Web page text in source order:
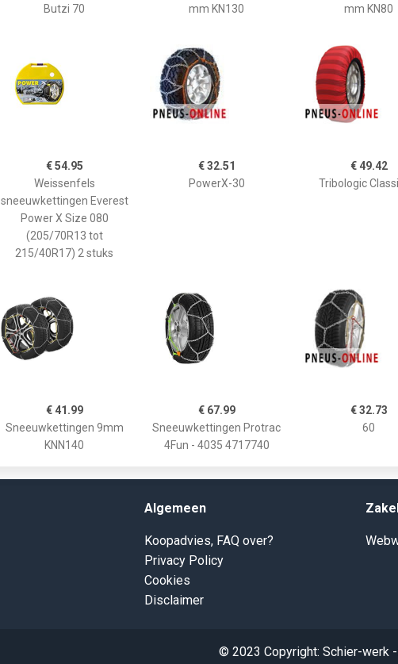
Butzi 70
mm KN130
mm KN80
€ 54.95
Weissenfels
sneeuwkettingen Everest
Power X Size 080
(205/70R13 tot
215/40R17) 2 stuks
€ 32.51
PowerX-30
€ 49.42
Tribologic
€ 41.99
Sneeuwkettingen 9mm
KNN140
€ 67.99
Sneeuwkettingen Protrac
4Fun - 4035 4717740
€ 32.73
60
Algemeen
Koopadvies, FAQ over?
Privacy Policy
Cookies
Disclaimer
© 2023 Copyright: Schier-werk